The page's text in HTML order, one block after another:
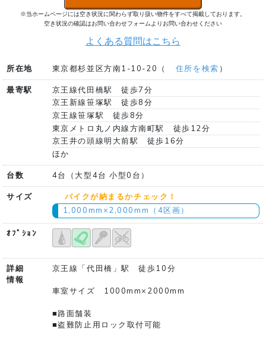
※当ホームページには空き状況に関わらず取り扱い物件をすべて掲載しております。
空き状況の確認はお問い合わせフォームよりお問い合わせください
よくある質問はこちら
所在地 東京都杉並区方南1-10-20（ 住所を検索 ）
最寄駅
京王線代田橋駅 徒歩7分
京王新線笹塚駅 徒歩8分
京王線笹塚駅 徒歩8分
東京メトロ丸ノ内線方南町駅 徒歩12分
京王井の頭線明大前駅 徒歩16分
ほか
台数
4台（大型4台 小型0台）
サイズ
バイクが納まるかチェック！
1,000mm×2,000mm（4区画）
ｵﾌﾟｼｮﾝ
詳細
情報
京王線「代田橋」駅 徒歩10分
車室サイズ 1000mm×2000mm
■路面舗装
■盗難防止用ロック取付可能